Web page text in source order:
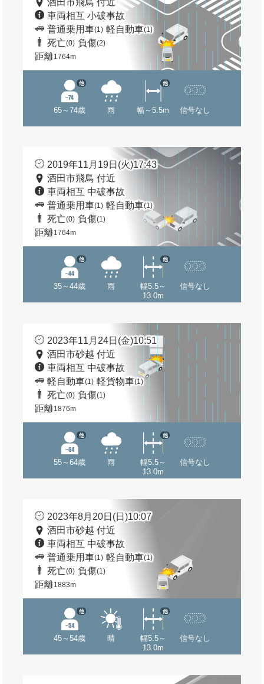
酒田市飛鳥 付近
車両相互 小破事故
普通乗用車(1) 軽自動車(1)
死亡(0) 負傷(2)
距離1764m
65～74歳
他
雨 幅～5.5m
他
信号なし
2019年11月19日(火)17:43
酒田市飛鳥 付近
車両相互 中破事故
普通乗用車(1) 軽自動車(1)
死亡(0) 負傷(1)
距離1764m
35～44歳
他
雨
幅5.5～
13.0m
他
信号なし
2023年11月24日(金)10:51
酒田市砂越 付近
車両相互 中破事故
軽自動車(1) 軽貨物車(1)
死亡(0) 負傷(1)
距離1876m
55～64歳
他
雨
幅5.5～
13.0m
他
信号なし
2023年8月20日(日)10:07
酒田市砂越 付近
車両相互 中破事故
普通乗用車(1) 軽自動車(1)
死亡(0) 負傷(1)
距離1883m
45～54歳
他
晴
幅5.5～
13.0m
他
信号なし